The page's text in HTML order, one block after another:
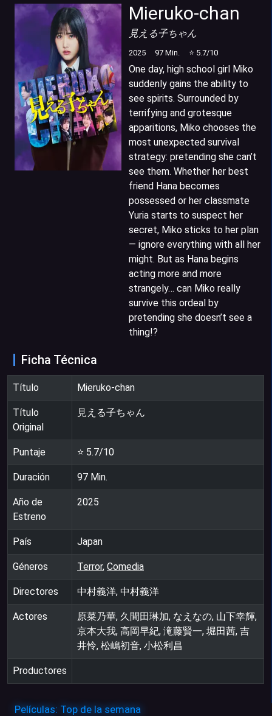
Mieruko-chan
見える子ちゃん
2025 97 Min. ⭐ 5.7/10
One day, high school girl Miko
suddenly gains the ability to
see spirits. Surrounded by
terrifying and grotesque
apparitions, Miko chooses the
most unexpected survival
strategy: pretending she can’t
see them. Whether her best
friend Hana becomes
possessed or her classmate
Yuria starts to suspect her
secret, Miko sticks to her plan
— ignore everything with all her
might. But as Hana begins
acting more and more
strangely… can Miko really
survive this ordeal by
pretending she doesn’t see a
thing!?
Ficha Técnica
Título Mieruko-chan
Título
Original
見える子ちゃん
Puntaje ⭐ 5.7/10
Duración 97 Min.
Año de
Estreno
2025
País Japan
Géneros Terror, Comedia
Directores 中村義洋, 中村義洋
Actores
原菜乃華, 久間田琳加, なえなの, 山下幸輝,
京本大我, 高岡早紀, 滝藤賢一, 堀田茜, 吉
井怜, 松嶋初音, 小松利昌
Productores
Películas: Top de la semana